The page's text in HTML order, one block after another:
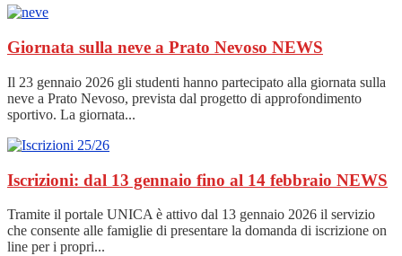
Giornata sulla neve a Prato Nevoso NEWS
Il 23 gennaio 2026 gli studenti hanno partecipato alla giornata sulla
neve a Prato Nevoso, prevista dal progetto di approfondimento
sportivo. La giornata...
Iscrizioni: dal 13 gennaio fino al 14 febbraio NEWS
Tramite il portale UNICA è attivo dal 13 gennaio 2026 il servizio
che consente alle famiglie di presentare la domanda di iscrizione on
line per i propri...